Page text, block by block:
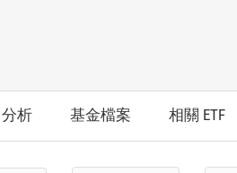
分析 基金檔案 相關 ETF